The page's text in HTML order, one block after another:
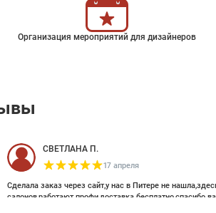
Организация мероприятий для дизайнеров
СВЕТЛАНА П.
17 апреля
Сделала заказ через сайт,у нас в Питере не
салонов,работают профи,доставка бесплатно,спасибо